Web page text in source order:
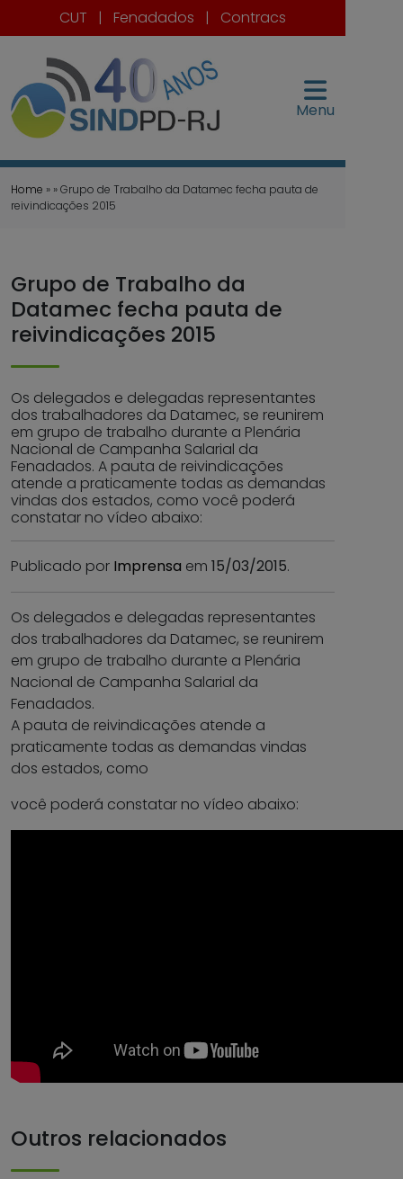
CUT | Fenadados | Contracs
Menu
Home » » Grupo de Trabalho da Datamec fecha pauta de
reivindicações 2015
Grupo de Trabalho da
Datamec fecha pauta de
reivindicações 2015
Os delegados e delegadas representantes
dos trabalhadores da Datamec, se reunirem
em grupo de trabalho durante a Plenária
Nacional de Campanha Salarial da
Fenadados. A pauta de reivindicações
atende a praticamente todas as demandas
vindas dos estados, como você poderá
constatar no vídeo abaixo:
Publicado por Imprensa em 15/03/2015.
Os delegados e delegadas representantes
dos trabalhadores da Datamec, se reunirem
em grupo de trabalho durante a Plenária
Nacional de Campanha Salarial da
Fenadados.
A pauta de reivindicações atende a
praticamente todas as demandas vindas
dos estados, como
você poderá constatar no vídeo abaixo:
Outros relacionados